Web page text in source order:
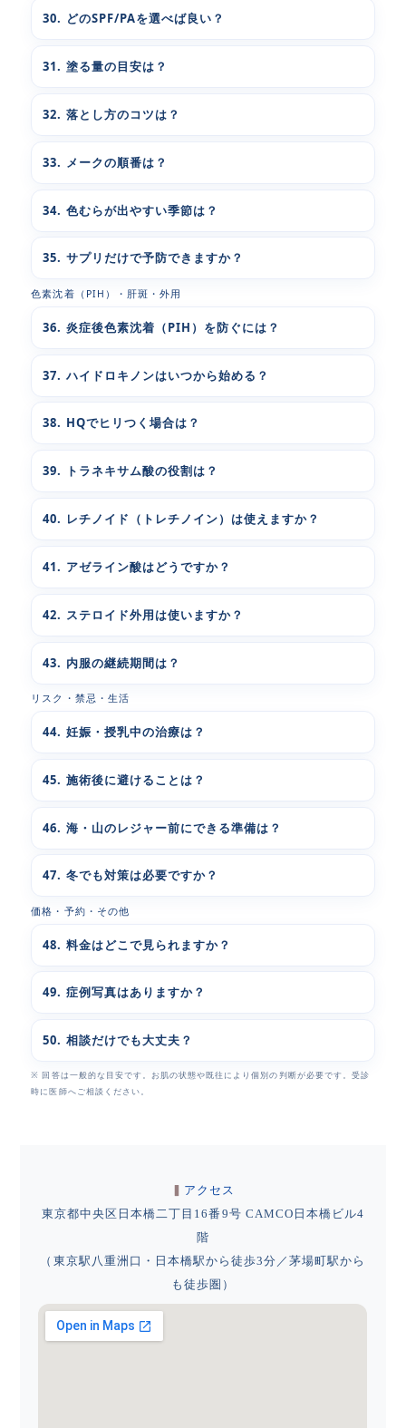
30. どのSPF/PAを選べば良い？
31. 塗る量の目安は？
32. 落とし方のコツは？
33. メークの順番は？
34. 色むらが出やすい季節は？
35. サプリだけで予防できますか？
色素沈着（PIH）・肝斑・外用
36. 炎症後色素沈着（PIH）を防ぐには？
37. ハイドロキノンはいつから始める？
38. HQでヒリつく場合は？
39. トラネキサム酸の役割は？
40. レチノイド（トレチノイン）は使えますか？
41. アゼライン酸はどうですか？
42. ステロイド外用は使いますか？
43. 内服の継続期間は？
リスク・禁忌・生活
44. 妊娠・授乳中の治療は？
45. 施術後に避けることは？
46. 海・山のレジャー前にできる準備は？
47. 冬でも対策は必要ですか？
価格・予約・その他
48. 料金はどこで見られますか？
49. 症例写真はありますか？
50. 相談だけでも大丈夫？
※ 回答は一般的な目安です。お肌の状態や既往により個別の判断が必要です。受診
時に医師へご相談ください。
アクセス
東京都中央区日本橋二丁目16番9号 CAMCO日本橋ビル4
階
（東京駅八重洲口・日本橋駅から徒歩3分／茅場町駅から
も徒歩圏）